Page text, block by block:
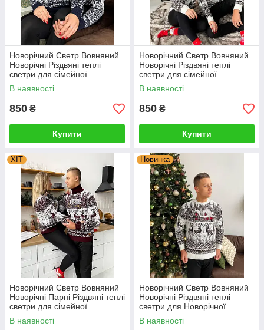
Новорічний Светр Вовняний
Новорічні Різдвяні теплі
светри для сімейної
фотосесії
В наявності
850 ₴
Купити
Новорічний Светр Вовняний
Новорічні Різдвяні теплі
светри для сімейної
фотосесії Туреччина
В наявності
850 ₴
Купити
ХІТ
Новорічний Светр Вовняний
Новорічні Парні Різдвяні теплі
светри для сімейної
фотосесії Туреччина
В наявності
Новинка
Новорічний Светр Вовняний
Новорічні Різдвяні теплі
светри для Новорічної
сімейної фотосесії
В наявності